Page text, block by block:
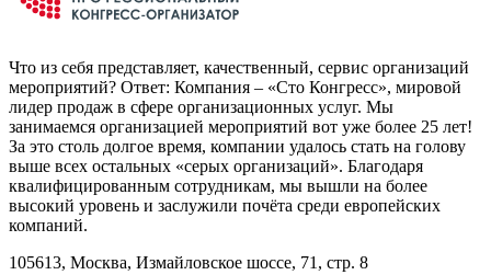
Что из себя представляет, качественный, сервис организаций
мероприятий? Ответ: Компания – «Сто Конгресс», мировой
лидер продаж в сфере организационных услуг. Мы
занимаемся организацией мероприятий вот уже более 25 лет!
За это столь долгое время, компании удалось стать на голову
выше всех остальных «серых организаций». Благодаря
квалифицированным сотрудникам, мы вышли на более
высокий уровень и заслужили почёта среди европейских
компаний.
105613, Москва, Измайловское шоссе, 71, стр. 8